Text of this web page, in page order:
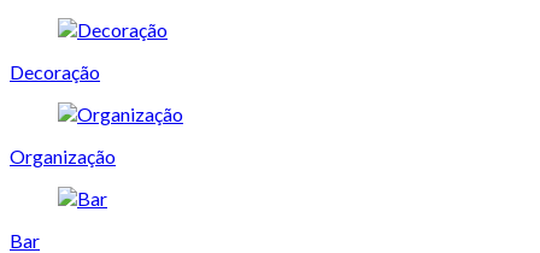
Decoração
Organização
Bar